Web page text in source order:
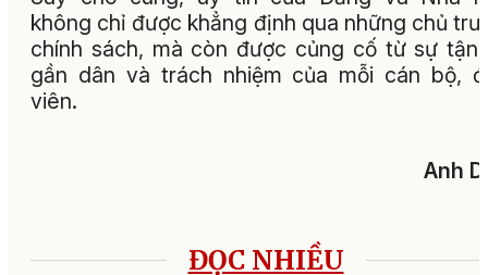
không chỉ được khẳng định qua những chủ
chính sách, mà còn được củng cố từ sự tận
gần dân và trách nhiệm của mỗi cán bộ,
viên.
Anh
ĐỌC NHIỀU